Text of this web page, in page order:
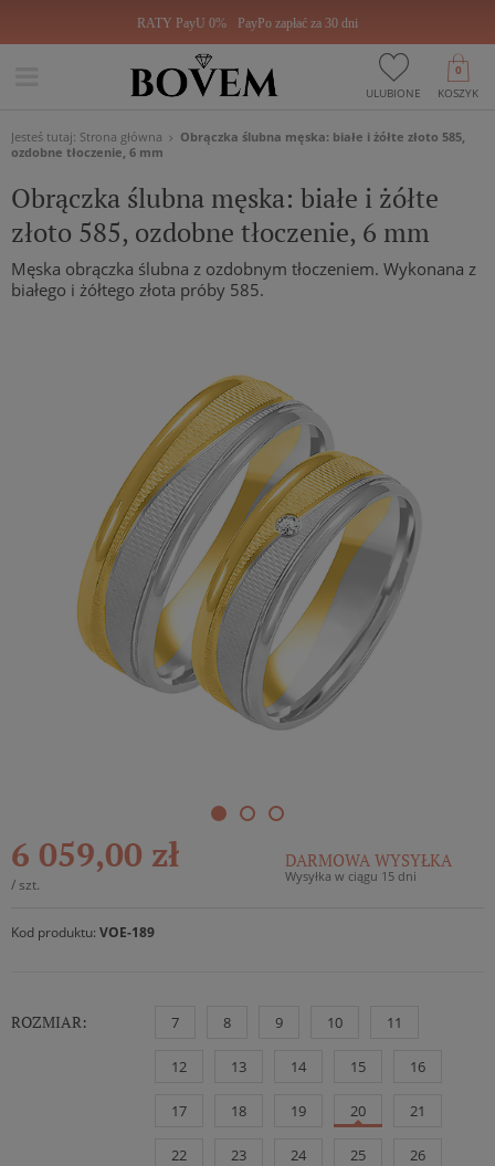
RATY PayU 0% PayPo zapłać za 30 dni
ULUBIONE KOSZYK
0
Jesteś tutaj: Strona główna
Obrączka ślubna męska: białe i żółte złoto 585,
ozdobne tłoczenie, 6 mm
Obrączka ślubna męska: białe i żółte
złoto 585, ozdobne tłoczenie, 6 mm
Męska obrączka ślubna z ozdobnym tłoczeniem. Wykonana z
białego i żółtego złota próby 585.
6 059,00 zł
/ szt.
DARMOWA WYSYŁKA
Wysyłka w ciągu 15 dni
Kod produktu: VOE-189
ROZMIAR: 7 8 9 10 11
12 13 14 15 16
17 18 19 20 21
22 23 24 25 26